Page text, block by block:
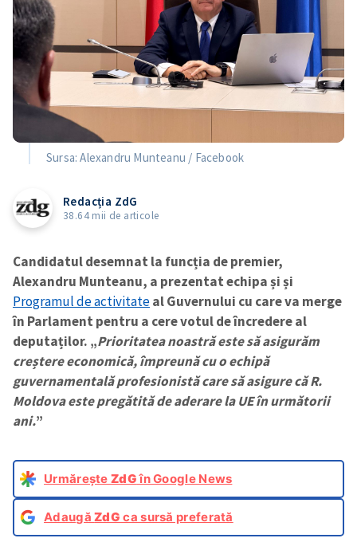
Sursa: Alexandru Munteanu / Facebook
Redacția ZdG
38.64 mii de articole
Candidatul desemnat la funcția de premier,
Alexandru Munteanu, a prezentat echipa șiși
Programul de activitateal Guvernului cu care va merge
în Parlament pentru a cere votul de încredere al
deputaților. „Prioritatea noastră este să asigurăm
creștere economică, împreună cu o echipă
guvernamentală profesionistă care să asigure că R.
Moldova este pregătită de aderare la UE în următorii
ani.”
Urmărește ZdGîn Google News
AdaugăZdG ca sursă preferată